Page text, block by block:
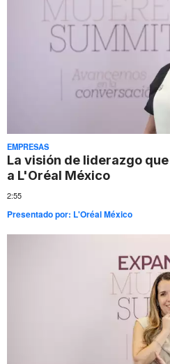
EMPRESAS
La visión de liderazgo
a L'Oréal México
2:55
Presentado por: L'Oréal México